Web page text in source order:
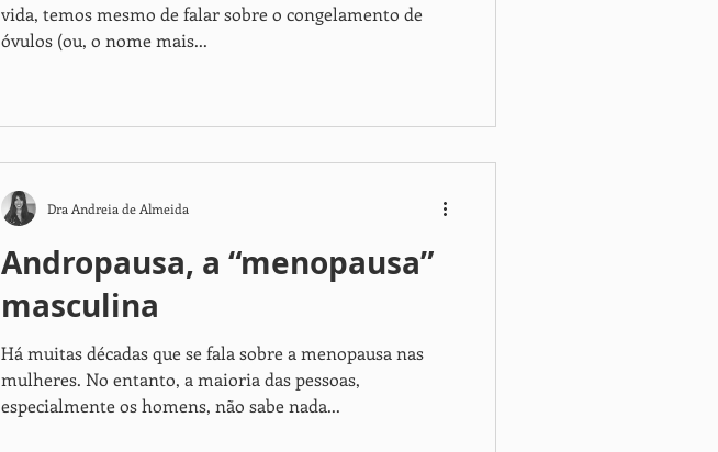
vida, temos mesmo de falar sobre o congelamento de
óvulos (ou, o nome mais...
Andropausa, a “menopausa”
masculina
Há muitas décadas que se fala sobre a menopausa nas
mulheres. No entanto, a maioria das pessoas,
especialmente os homens, não sabe nada...
Dra Andreia de Almeida